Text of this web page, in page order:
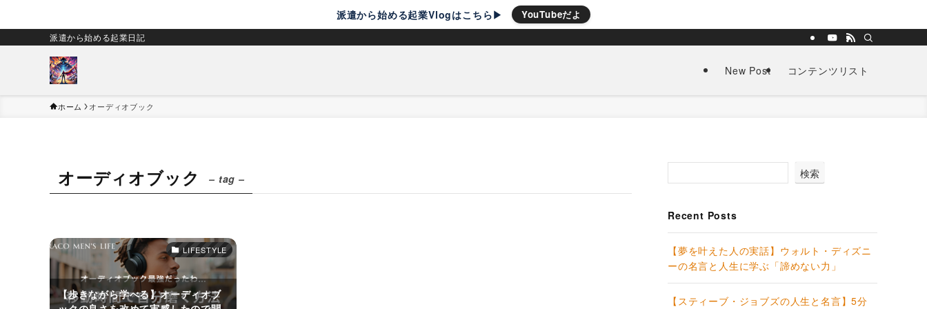
派遣から始める起業Vlogはこちら▶︎ YouTubeだよ
派遣から始める起業日記
New Post コンテンツリスト
ホーム オーディオブック
オーディオブック – tag –
LIFESTYLE
【歩きながら学べる】オーディオブ
検索
Recent Posts
【夢を叶えた人の実話】ウォルト・ディズニ
ーの名言と人生に学ぶ「諦めない力」
【スティーブ・ジョブズの人生と名言】5分